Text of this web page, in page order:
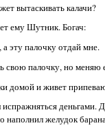
вытаскивать калачи?
ему Шутник. Богач:
эту палочку отдай мне.
свою палочку, но
домой и живет
наполнил желудок